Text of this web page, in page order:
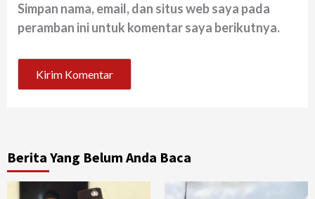
Simpan nama, email, dan situs web saya pada
peramban ini untuk komentar saya berikutnya.
Berita Yang Belum Anda Baca